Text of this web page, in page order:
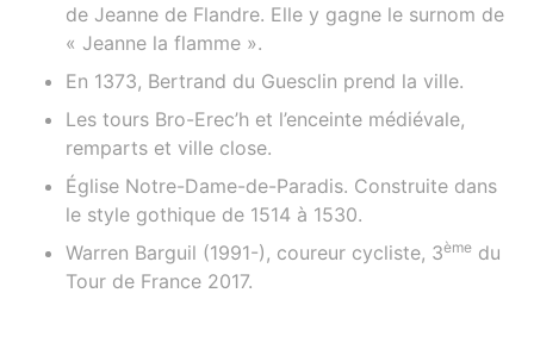
de Jeanne de Flandre. Elle y gagne le surnom de
« Jeanne la flamme ».
En 1373, Bertrand du Guesclin prend la ville.
Les tours Bro-Erec’h et l’enceinte médiévale,
remparts et ville close.
Église Notre-Dame-de-Paradis. Construite dans
le style gothique de 1514 à 1530.
Warren Barguil (1991-), coureur cycliste, 3ème du
Tour de France 2017.